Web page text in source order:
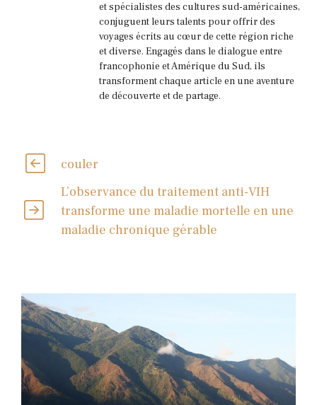
et spécialistes des cultures sud-américaines,
conjuguent leurs talents pour offrir des
voyages écrits au cœur de cette région riche
et diverse. Engagés dans le dialogue entre
francophonie et Amérique du Sud, ils
transforment chaque article en une aventure
de découverte et de partage.
couler
L’observance du traitement anti-VIH
transforme une maladie mortelle en une
maladie chronique gérable